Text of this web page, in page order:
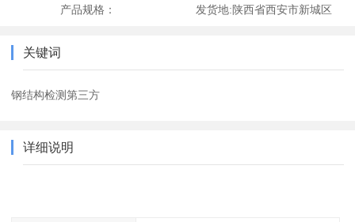
产品规格： 发货地:陕西省西安市新城区
关键词
钢结构检测第三方
详细说明